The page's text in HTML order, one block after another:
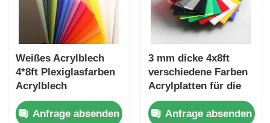
Weißes Acrylblech
4*8ft Plexiglasfarben
Acrylblech
gegossenes
Acrylblech
Anfrage absenden
3 mm dicke 4x8ft
verschiedene Farben
Acrylplatten für die
Gussproduktion
Anfrage absenden